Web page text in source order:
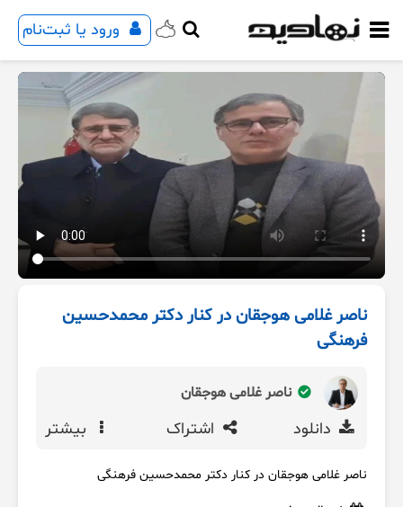
ورود یا ثبت‌نام
ناصر غلامی هوجقان در کنار دکتر محمدحسین
فرهنگی
ناصر غلامی هوجقان
دانلود اشتراک بیشتر
ناصر غلامی هوجقان در کنار دکتر محمدحسین فرهنگی